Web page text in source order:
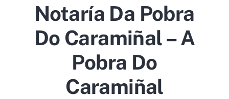
Notaría Da Pobra
Do Caramiñal – A
Pobra Do
Caramiñal